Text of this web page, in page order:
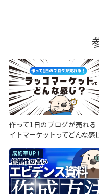
作って1日のブログが売れる
イトマーケットってどんな感